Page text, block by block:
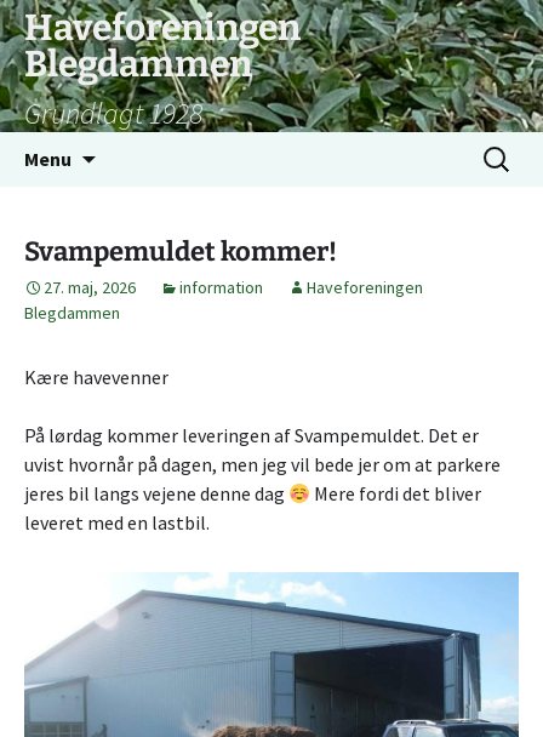
Hop
til
indhold
Haveforeningen
Blegdammen
Grundlagt 1928
Menu
Søg
efter:
Svampemuldet kommer!
27. maj, 2026 information
Haveforeningen
Blegdammen
Kære havevenner
På lørdag kommer leveringen af Svampemuldet. Det er
uvist hvornår på dagen, men jeg vil bede jer om at parkere
jeres bil langs vejene denne dag
Mere fordi det bliver
leveret med en lastbil.